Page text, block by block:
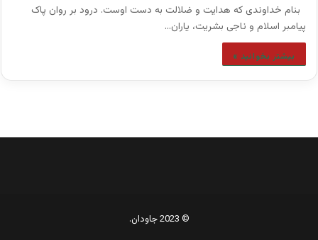
بنام خداوندی که هدایت و ضلالت به دست اوست. درود بر روان پاک
پیامبر اسلام و ناجی بشریت، یاران…
بیشتر بخوانید »
© 2023 جاودان.